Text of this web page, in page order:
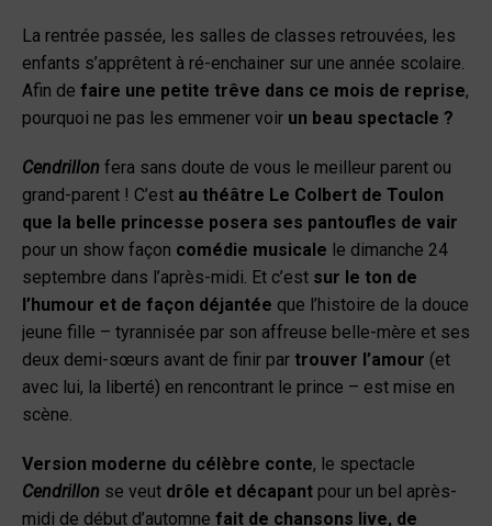
La rentrée passée, les salles de classes retrouvées, les
enfants s’apprêtent à ré-enchainer sur une année scolaire.
Afin de faire une petite trêve dans ce mois de reprise,
pourquoi ne pas les emmener voir un beau spectacle ?
Cendrillon fera sans doute de vous le meilleur parent ou
grand-parent ! C’est au théâtre Le Colbert de Toulon
que la belle princesse posera ses pantoufles de vair
pour un show façon comédie musicale le dimanche 24
septembre dans l’après-midi. Et c’est sur le ton de
l’humour et de façon déjantée que l’histoire de la douce
jeune fille – tyrannisée par son affreuse belle-mère et ses
deux demi-sœurs avant de finir par trouver l’amour (et
avec lui, la liberté) en rencontrant le prince – est mise en
scène.
Version moderne du célèbre conte, le spectacle
Cendrillon se veut drôle et décapant pour un bel après-
midi de début d’automne fait de chansons live, de